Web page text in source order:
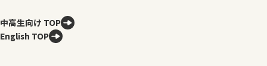
中高生向け TOP
English TOP